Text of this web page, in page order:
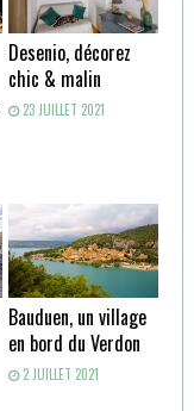
Desenio, décorez
chic & malin
23 JUILLET 2021
Bauduen, un village
en bord du Verdon
2 JUILLET 2021